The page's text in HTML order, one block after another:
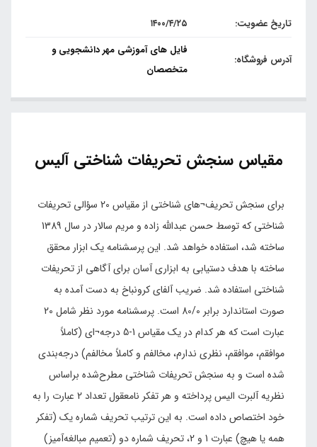
تاریخ عضویت: ۱۴۰۰/۴/۲۵
آدرس فروشگاه:
فایل های آموزشی مهر دانشجویی و
متخصصان
مقیاس سنجش تحریفات شناختی آلیس
برای سنجش تحریف¬های شناختی از مقیاس 20 سؤالی تحریفات
شناختی که توسط حسن عبدالله زاده و مریم سالار در سال 1389
ساخته شد، استفاده خواهد شد. این پرسشنامه یک ابزار محقق
ساخته با هدف دستیابی به ابزاری آسان برای آگاهی از تحریفات
شناختی استفاده شد. ضریب آلفای کرونباخ به دست آمده به
صورت استاندارد برابر 80/0 است. پرسشنامه مورد نظر شامل 20
عبارت است که هر کدام در یک مقیاس 1-5 درجه¬ای (کاملاً
موافقم، موافقم، نظری ندارم، مخالفم و کاملاً مخالفم) درجه‌بندی
شده است و به سنجش تحریفات شناختی مطرح‌شده براساس
نظریه آلبرت الیس پرداخته و هر تفکر نامعقول تعداد 2 عبارت را به
خود اختصاص داده است. به این ترتیب تحریف شماره یک (تفکر
همه یا هیچ) عبارت 1 و 2، تحریف شماره دو (تعمیم مبالغه‌آمیز)